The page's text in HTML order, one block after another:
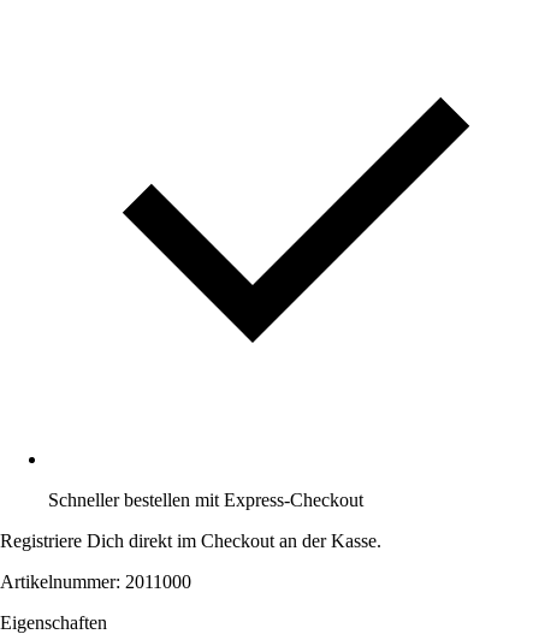
Schneller bestellen mit Express-Checkout
Registriere Dich direkt im Checkout an der Kasse.
Artikelnummer: 2011000
Eigenschaften